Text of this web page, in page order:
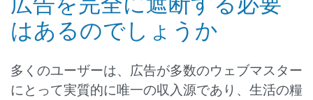
はあるのでしょうか
多くのユーザーは、広告が多数のウェブマスター
にとって実質的に唯一の収入源であり、生活の糧